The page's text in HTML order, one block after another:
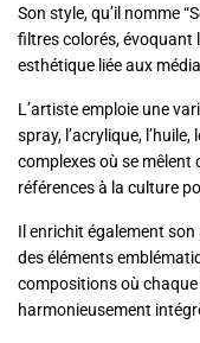
Son style, qu’il nomme
filtres colorés, évoquant
esthétique liée aux
L’artiste emploie une
spray, l’acrylique,
complexes où se mêlent
références à la culture
Il enrichit également
des éléments
compositions où
harmonieusement